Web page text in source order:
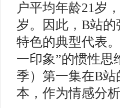
户平均年龄21岁
岁。因此，B站
特色的典型代表
一印象”的惯性思
季）第一集在B
本，作为情感分